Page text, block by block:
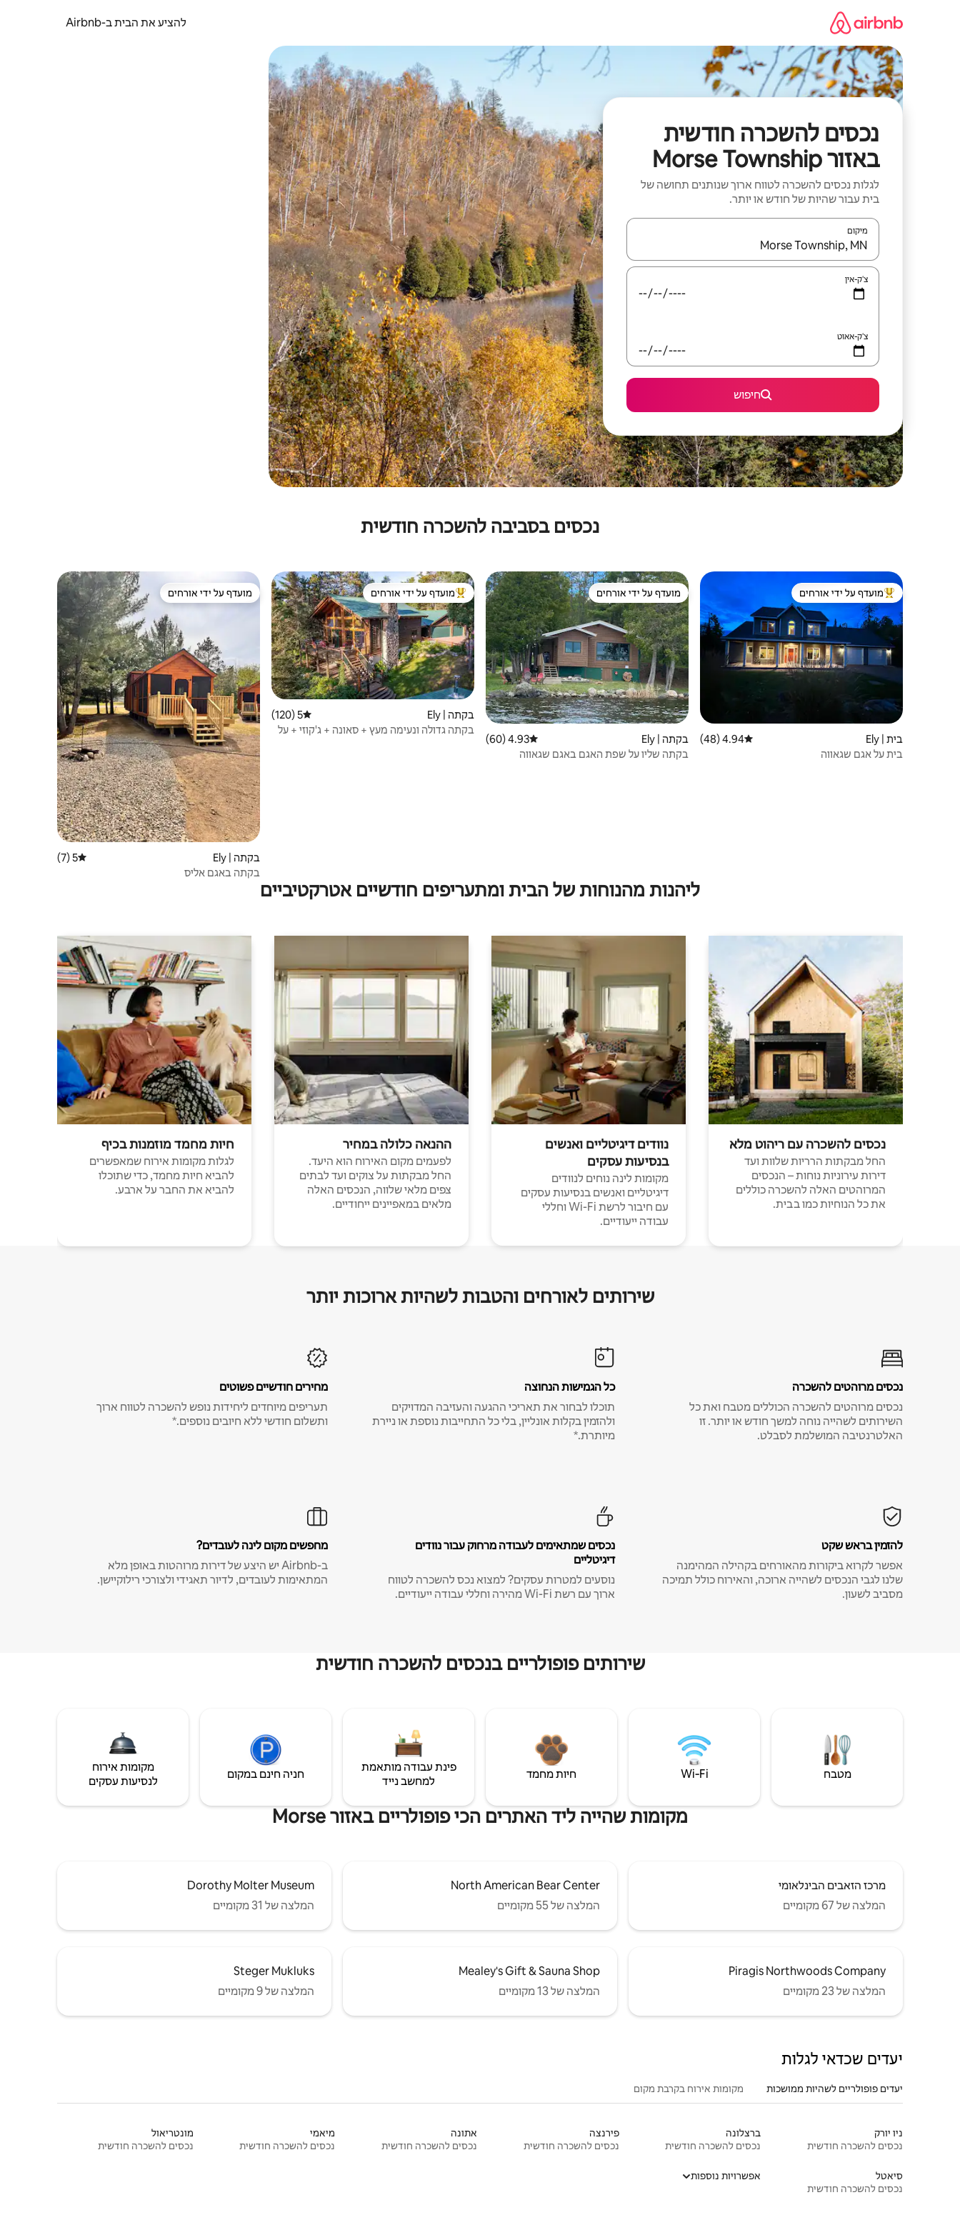
להציע את הבית ב-Airbnb
נכסים להשכרה חודשית
באזור Morse Township
לגלות נכסים להשכרה לטווח ארוך שנותנים תחושה של
בית עבור שהיות של חודש או יותר.
מיקום
כאשר התוצאות יהיו זמינות, יש לנווט עם מקשי החיצים למעלה ולמטה או לעיין בעזרת תנועות מגע או החלקה.
צ'ק-אין
צ'ק-אאוט
חיפוש
נכסים בסביבה להשכרה חודשית
מוביל בקרב נכסים מועדפים על ידי אורחים
מועדף על ידי אורחים
בית | Ely דירוג ממוצע של 4.94 מתוך 5, 48 ביקורות
4.94 (48)
בית על אגם שגאווה
מועדף על ידי אורחים
מועדף על ידי אורחים
בקתה | Ely דירוג ממוצע של 4.93 מתוך 5, 60 ביקורות
4.93 (60)
בקתה שליו על שפת האגם באגם שגאווה
מוביל בקרב נכסים מועדפים על ידי אורחים
מועדף על ידי אורחים
בקתה | Ely דירוג ממוצע של 5 מתוך 5, 120 ביקורות
5 (120)
בקתה גדולה ונעימה מעץ + סאונה + ג'קוזי + על
מועדף על ידי אורחים
מועדף על ידי אורחים
בקתה | Ely דירוג ממוצע של 5 מתוך 5, 7 ביקורות
5 (7)
בקתה באגם אליס
ליהנות מהנוחות של הבית ומתעריפים חודשיים אטרקטיביים
נכסים להשכרה עם ריהוט מלא
החל מבקתות הרריות שלוות ועד
דירות עירוניות נוחות – הנכסים
המרוהטים האלה להשכרה כוללים
את כל הנוחיות כמו בבית.
נוודים דיגיטליים ואנשים
בנסיעות עסקים
מקומות לינה נוחים לנוודים
דיגיטליים ואנשים בנסיעות עסקים
עם חיבור לרשת Wi-Fi וחללי
עבודה ייעודיים.
ההנאה כלולה במחיר
לפעמים מקום האירוח הוא היעד.
החל מבקתות על צוקים ועד לבתים
צפים מלאי שלווה, הנכסים האלה
מלאים במאפיינים ייחודיים.
חיות מחמד מוזמנות בכיף
לגלות מקומות אירוח שמאפשרים
להביא חיות מחמד, כדי שתוכלו
להביא את החבר על ארבע.
שירותים לאורחים והטבות לשהיות ארוכות יותר
נכסים מרוהטים להשכרה
נכסים מרוהטים להשכרה הכוללים מטבח ואת כל
השירותים לשהייה נוחה למשך חודש או יותר. זו
האלטרנטיבה המושלמת לסבלט.
כל הגמישות הנחוצה
תוכלו לבחור את תאריכי ההגעה והעזיבה המדויקים
ולהזמין בקלות אונליין, בלי כל התחייבות נוספת או ניירת
מיותרת.*
מחירים חודשיים פשוטים
תעריפים מיוחדים ליחידות נופש להשכרה לטווח ארוך
ותשלום חודשי ללא חיובים נוספים.*
להזמין בראש שקט
אפשר לקרוא ביקורות מהאורחים בקהילה המהימנה
שלנו לגבי הנכסים לשהייה ארוכה, והאירוח כולל תמיכה
מסביב לשעון.
נכסים שמתאימים לעבודה מרחוק עבור נוודים
דיגיטליים
נוסעים למטרות עסקים? למצוא נכס להשכרה לטווח
ארוך עם רשת Wi-Fi מהירה וחללי עבודה ייעודיים.
מחפשים מקום לינה לעובדים?
ב-Airbnb יש היצע של דירות מרוהטות באופן מלא
המתאימות לעובדים, לדיור תאגידי ולצורכי רילוקיישן.
שירותים פופולריים בנכסים להשכרה חודשית
מטבח Wi‑Fi חיות מחמד
פינת עבודה מותאמת
למחשב נייד
חניה חינם במקום
מקומות אירוח
לנסיעות עסקים
מקומות שהייה ליד האתרים הכי פופולריים באזור Morse
מרכז הזאבים הבינלאומי
המלצה של 67 מקומיים
North American Bear Center
המלצה של 55 מקומיים
Dorothy Molter Museum
המלצה של 31 מקומיים
Piragis Northwoods Company
המלצה של 23 מקומיים
Mealey's Gift & Sauna Shop
המלצה של 13 מקומיים
Steger Mukluks
המלצה של 9 מקומיים
יעדים שכדאי לגלות
יעדים פופולריים לשהיות ממושכות מקומות אירוח בקרבת מקום
ניו יורק
נכסים להשכרה חודשית
ברצלונה
נכסים להשכרה חודשית
פירנצה
נכסים להשכרה חודשית
אתונה
נכסים להשכרה חודשית
מיאמי
נכסים להשכרה חודשית
מונטריאול
נכסים להשכרה חודשית
סיאטל
נכסים להשכרה חודשית
אפשרויות נוספות